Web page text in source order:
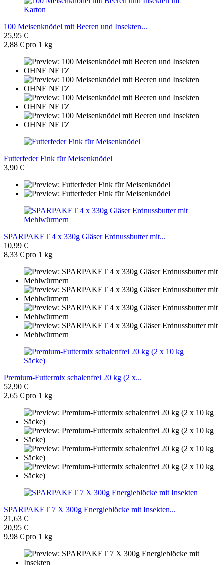
100 Meisenknödel mit Beeren und Insekten...
25,95 €
2,88 € pro 1 kg
Futterfeder Fink für Meisenknödel
3,90 €
SPARPAKET 4 x 330g Gläser Erdnussbutter mit...
10,99 €
8,33 € pro 1 kg
Premium-Futtermix schalenfrei 20 kg (2 x...
52,90 €
2,65 € pro 1 kg
SPARPAKET 7 X 300g Energieblöcke mit Insekten...
21,63 €
20,95 €
9,98 € pro 1 kg